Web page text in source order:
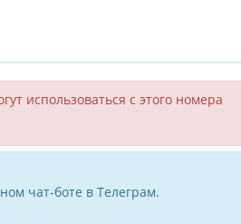
исполь­зоваться с этого номера
чат-боте в Телеграм.